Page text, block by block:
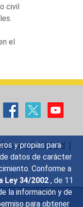
y propias para
datos de carácter
Conforme a
Ley 34/2002 , de 11
la información y de
para obtener
civil
el
|
Aviso legal|